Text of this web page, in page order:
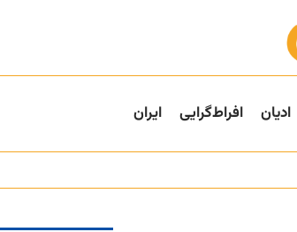
ادیان افراط‌گرایی ایران